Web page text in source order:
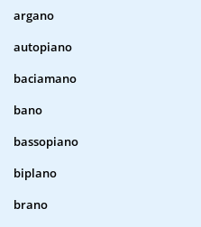
argano
autopiano
baciamano
bano
bassopiano
biplano
brano